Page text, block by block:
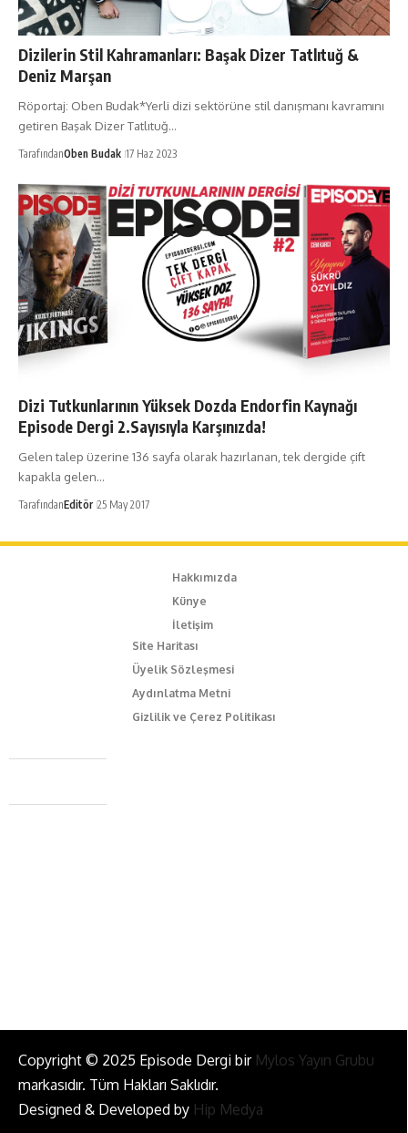
Dizilerin Stil Kahramanları: Başak Dizer Tatlıtuğ &
Deniz Marşan
Röportaj: Oben Budak*Yerli dizi sektörüne stil danışmanı kavramını
getiren Başak Dizer Tatlıtuğ…
TarafındanOben Budak 17 Haz 2023
Dizi Tutkunlarının Yüksek Dozda Endorfin Kaynağı
Episode Dergi 2.Sayısıyla Karşınızda!
Gelen talep üzerine 136 sayfa olarak hazırlanan, tek dergide çift
kapakla gelen…
TarafındanEditör 25 May 2017
Hakkımızda
Künye
İletişim
Site Haritası
Üyelik Sözleşmesi
Aydınlatma Metni
Gizlilik ve Çerez Politikası
Caferağa Mah. Dr. Şakir Paşa Sok. No3/A Kadıköy İstanbul
+90 543 345 46 00
Copyright © 2025 Episode Dergi bir Mylos Yayın Grubu
markasıdır. Tüm Hakları Saklıdır.
Designed & Developed by Hip Medya